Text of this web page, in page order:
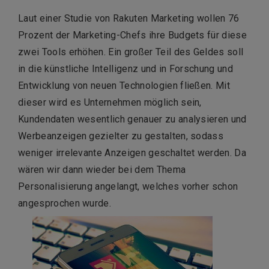
Laut einer Studie von Rakuten Marketing wollen 76
Prozent der Marketing-Chefs ihre Budgets für diese
zwei Tools erhöhen. Ein großer Teil des Geldes soll
in die künstliche Intelligenz und in Forschung und
Entwicklung von neuen Technologien fließen. Mit
dieser wird es Unternehmen möglich sein,
Kundendaten wesentlich genauer zu analysieren und
Werbeanzeigen gezielter zu gestalten, sodass
weniger irrelevante Anzeigen geschaltet werden. Da
wären wir dann wieder bei dem Thema
Personalisierung angelangt, welches vorher schon
angesprochen wurde.